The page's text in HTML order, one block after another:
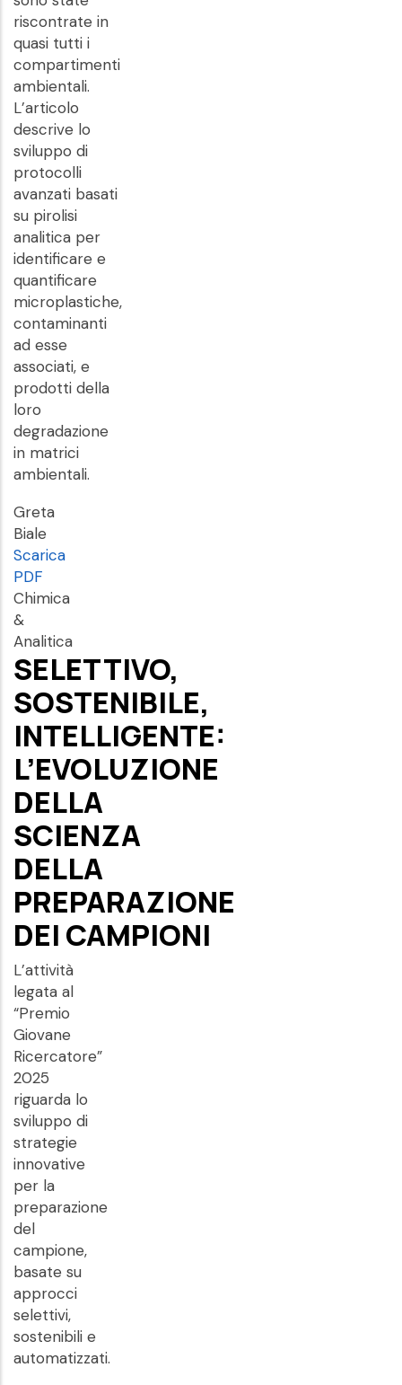
riscontrate in
quasi tutti i
compartimenti
ambientali.
L’articolo
descrive lo
sviluppo di
protocolli
avanzati basati
su pirolisi
analitica per
identificare e
quantificare
microplastiche,
contaminanti
ad esse
associati, e
prodotti della
loro
degradazione
in matrici
ambientali.
Greta
Biale
Scarica
PDF
Chimica
&
Analitica
SELETTIVO,
SOSTENIBILE,
INTELLIGENTE:
L’EVOLUZIONE
DELLA
SCIENZA
DELLA
PREPARAZIONE
DEI CAMPIONI
L’attività
legata al
“Premio
Giovane
Ricercatore”
2025
riguarda lo
sviluppo di
strategie
innovative
per la
preparazione
del
campione,
basate su
approcci
selettivi,
sostenibili e
automatizzati.